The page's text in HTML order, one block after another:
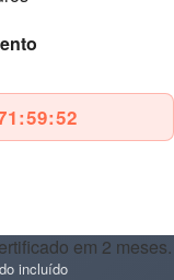
em 2 meses.
incluído